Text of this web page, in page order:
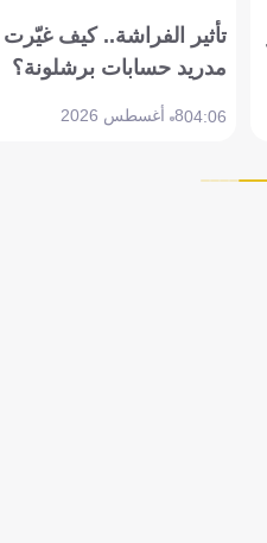
تأثير الفراشة.. كيف
مدريد حسابات برشلونة؟
04:068 أغسطس 2026